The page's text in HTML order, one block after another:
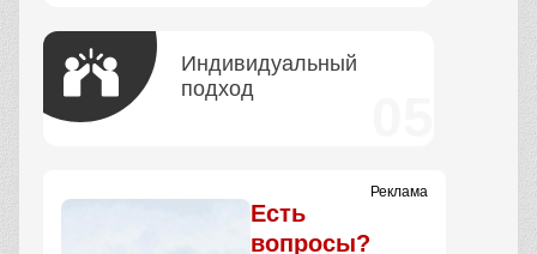
Индивидуальный
подход
Реклама
Есть
вопросы?